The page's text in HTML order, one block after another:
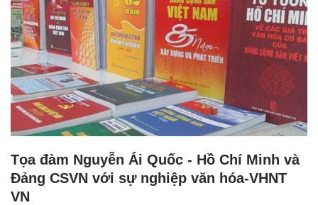
Tọa đàm Nguyễn Ái Quốc - Hồ Chí Minh và
Đảng CSVN với sự nghiệp văn hóa-VHNT
VN